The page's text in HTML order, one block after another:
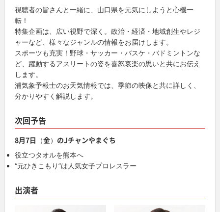
視聴者の皆さんと一緒に、山口県を元気にしようと心機一
転！
特集企画は、広い視野で深く。政治・経済・地域創生やレジ
ャーなど、様々なジャンルの情報をお届けします。
スポーツも充実！野球・サッカー・バスケ・バドミントンな
ど、躍動するアスリートの姿を喜怒哀楽の思いと共にお伝え
します。
浦気象予報士のお天気情報では、季節の映像と共に詳しく、
分かりやすく解説します。
次回予告
8月7日（金）のJチャンやまぐち
役立つタオルを熊本へ
“元ひきこもり”は人気女子プロレスラー
出演者